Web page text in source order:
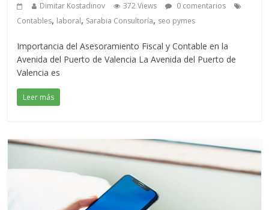
Dimitar Kostadinov 372 Views
0 comentarios
Contables, laboral, Sarabia Consultoría, seo pymes
Importancia del Asesoramiento Fiscal y Contable en la
Avenida del Puerto de Valencia La Avenida del Puerto de
Valencia es
Leer más